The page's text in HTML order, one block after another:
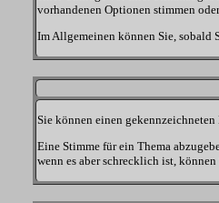
vorhandenen Optionen stimmen
Im Allgemeinen können Sie, sobald
Sie können einen
Eine Stimme für ein Thema
wenn es aber schrecklich ist,